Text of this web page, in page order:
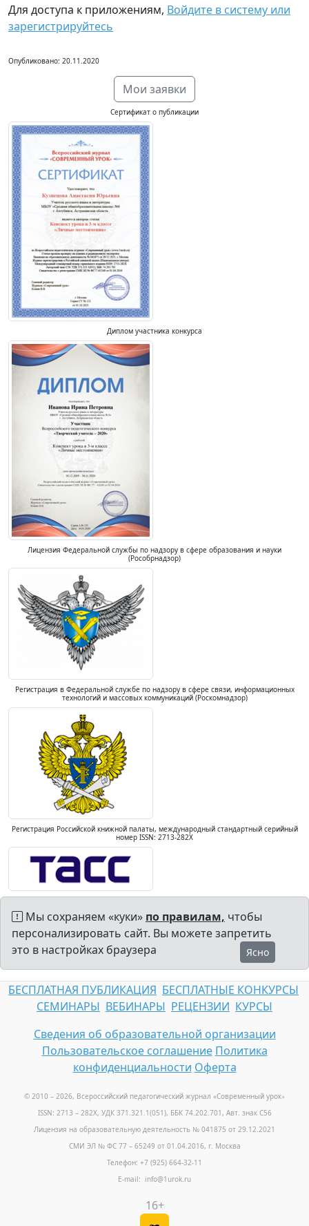
Для доступа к приложениям, Войдите в систему или
зарегистрируйтесь
Опубликовано: 20.11.2020
Мои заявки
Сертификат о публикации
Диплом участника конкурса
Лицензия Федеральной службы по надзору в сфере образования и науки
(Рособрнадзор)
Регистрация в Федеральной службе по надзору в сфере связи, информационных
технологий и массовых коммуникаций (Роскомнадзор)
Регистрация Российской книжной палаты, международный стандартный серийный
номер ISSN: 2713-282X
Мы сохраняем «куки» по правилам, чтобы
персонализировать сайт. Вы можете запретить
это в настройках браузера
Ясно
БЕСПЛАТНАЯ ПУБЛИКАЦИЯ БЕСПЛАТНЫЕ КОНКУРСЫ
СЕМИНАРЫ ВЕБИНАРЫ РЕЦЕНЗИИ КУРСЫ
Сведения об образовательной организации
Пользовательское соглашение Политика
конфиденциальности Оферта
© 2010 – 2026, Всероссийский педагогический журнал «Современный урок»
ISSN: 2713 – 282X, УДК 371.321.1(051), ББК 74.202.701, Авт. знак С56
Лицензия на образовательную деятельность № 041875 от 29.12.2021
СМИ ЭЛ № ФС 77 – 65249 от 01.04.2016, г. Москва
Телефон: +7 (925) 664-32-11
E-mail: info@1urok.ru
16+